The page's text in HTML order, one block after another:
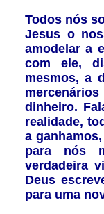
Todos nós
Jesus o
amodelar a
com ele,
mesmos, a
dinheiro.
realidade,
a
para nós
verdadeira
Deus
para uma